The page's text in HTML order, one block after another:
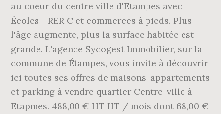
au coeur du centre ville d'Etampes avec
Écoles - RER C et commerces à pieds. Plus
l'âge augmente, plus la surface habitée est
grande. L'agence Sycogest Immobilier, sur la
commune de Étampes, vous invite à découvrir
ici toutes ses offres de maisons, appartements
et parking à vendre quartier Centre-ville à
Etapmes. 488,00 € HT HT / mois dont 68,00 €